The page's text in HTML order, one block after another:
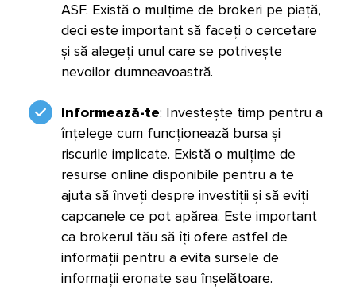
ASF. Există o mulțime de brokeri pe piață,
deci este important să faceți o cercetare
și să alegeți unul care se potrivește
nevoilor dumneavoastră.
Informează-te: Investește timp pentru a
înțelege cum funcționează bursa și
riscurile implicate. Există o mulțime de
resurse online disponibile pentru a te
ajuta să înveți despre investiții și să eviți
capcanele ce pot apărea. Este important
ca brokerul tău să îți ofere astfel de
informații pentru a evita sursele de
informații eronate sau înșelătoare.